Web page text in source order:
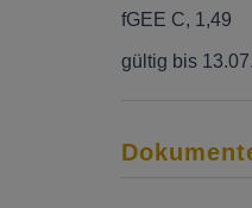
fGEE C, 1,49
gültig bis